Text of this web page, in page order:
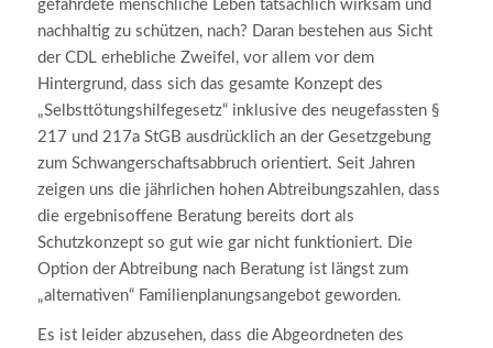
gefährdete menschliche Leben tatsächlich wirksam und
nachhaltig zu schützen, nach? Daran bestehen aus Sicht
der CDL erhebliche Zweifel, vor allem vor dem
Hintergrund, dass sich das gesamte Konzept des
„Selbsttötungshilfegesetz“ inklusive des neugefassten §
217 und 217a StGB ausdrücklich an der Gesetzgebung
zum Schwangerschaftsabbruch orientiert. Seit Jahren
zeigen uns die jährlichen hohen Abtreibungszahlen, dass
die ergebnisoffene Beratung bereits dort als
Schutzkonzept so gut wie gar nicht funktioniert. Die
Option der Abtreibung nach Beratung ist längst zum
„alternativen“ Familienplanungsangebot geworden.
Es ist leider abzusehen, dass die Abgeordneten des